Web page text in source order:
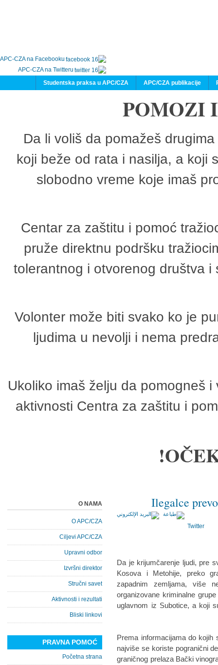
APC-CZA na Facebooku
APC-CZA na Twitteru
APC/CZA publikacije
Studentska praksa u APC/CZA
POMOZI
Da li voliš da pomažeš
koji beže od rata i nasilja, a koji
slobodno vreme koje imaš
Centar za zaštitu i pomoć
pruže direktnu podršku
tolerantnog i otvorenog društva
Volonter može biti svako ko je
ljudima u nevolji i nema
Ukoliko imaš želju da pomogneš
aktivnosti Centra za zaštitu i
Ilegalce
Twitter
Da je krijumčarenje ljudi, pre
Kosova i Metohije, preko
zapadnim zemljama, više
organizovane kriminalne
uglavnom iz Subotice, a koji
Prema informacijama do kojih
najviše se koriste pogranični
graničnog prelaza Bački
O NAMA
O APC/CZA
Ciljevi APC/CZA
Upravni odbor
Izvršni direktor
Stručni savet
Aktivnosti i rezultati
Bliski linkovi
PRAVNA POMOĆ
Početna strana